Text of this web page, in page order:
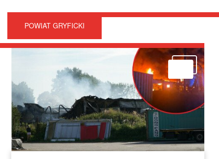
POWIAT GRYFICKI